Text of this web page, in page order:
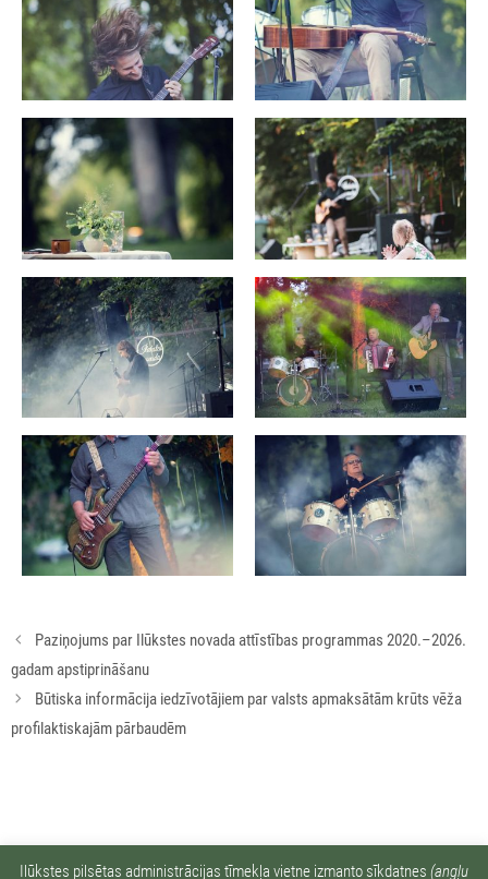
Rakstu
navigācija
Paziņojums par Ilūkstes novada attīstības programmas 2020.–2026.
gadam apstiprināšanu
Būtiska informācija iedzīvotājiem par valsts apmaksātām krūts vēža
profilaktiskajām pārbaudēm
Ilūkstes pilsētas administrācijas tīmekļa vietne izmanto sīkdatnes (angļu